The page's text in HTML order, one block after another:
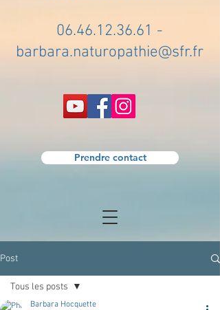
06.46.12.36.61 -
barbara.naturopathie@sfr.fr
Prendre contact
Post
Tous les posts
Barbara Hocquette